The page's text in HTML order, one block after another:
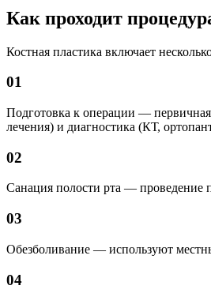
Как проходит
Костная пластика включает
01
Подготовка к операции — первичная
лечения) и диагностика (КТ,
02
Санация полости рта — проведение
03
Обезболивание — используют
04